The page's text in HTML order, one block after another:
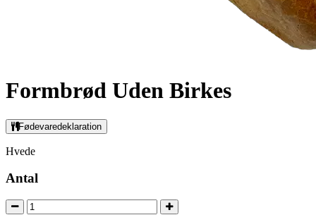
Formbrød Uden Birkes
Fødevaredeklaration
Hvede
Antal